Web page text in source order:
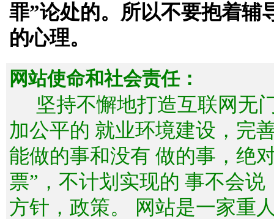
罪”论处的。所以不要抱着辅
的心理。
网站使命和社会责任：
坚持不懈地打造互联网无
加公平的 就业环境建设，完
能做的事和没有 做的事，绝
票”，不计划实现的 事不会
方针，政策。 网站是一家重